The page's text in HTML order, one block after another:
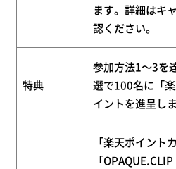
ます。詳細はキ
認ください。
特典
参加方法1～3を
選で100名に「
イントを進呈しま
「楽天ポイント
「